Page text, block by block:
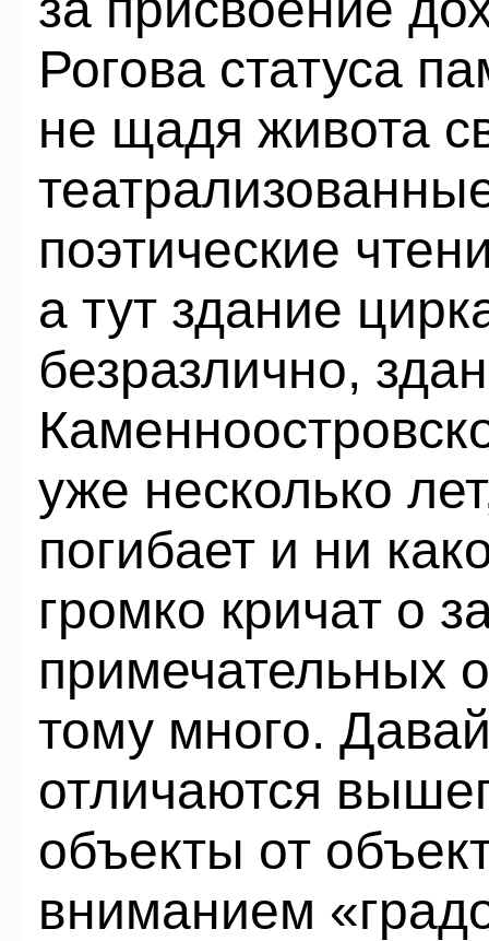
Рогова статуса
не щадя живота
поэтические
а тут здание
безразлично,
уже несколько
погибает и ни
громко кричат о
примечательных
тому много.
отличаются
объекты от
вниманием